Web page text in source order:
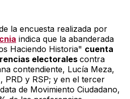
la encuesta realizada por
indica que la abanderada
Haciendo Historia" cuenta
electorales contra
contendiente, Lucía Meza,
PRD y RSP; y en el tercer
de Movimiento Ciudadano,